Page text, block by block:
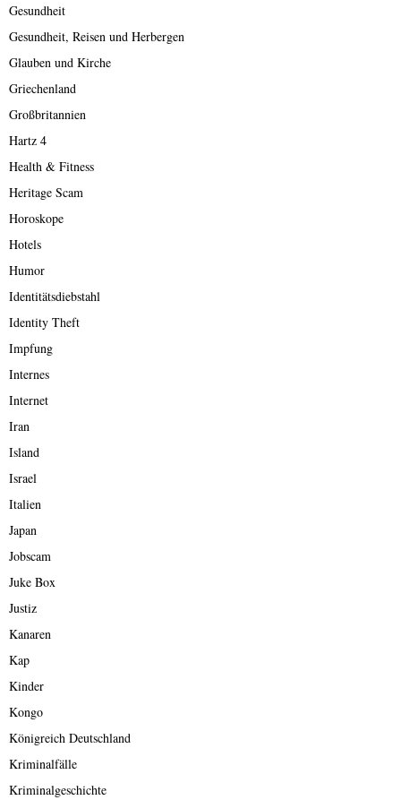
Gesundheit
Gesundheit, Reisen und Herbergen
Glauben und Kirche
Griechenland
Großbritannien
Hartz 4
Health & Fitness
Heritage Scam
Horoskope
Hotels
Humor
Identitätsdiebstahl
Identity Theft
Impfung
Internes
Internet
Iran
Island
Israel
Italien
Japan
Jobscam
Juke Box
Justiz
Kanaren
Kap
Kinder
Kongo
Königreich Deutschland
Kriminalfälle
Kriminalgeschichte